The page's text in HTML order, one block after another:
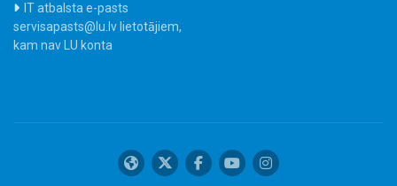
IT atbalsta e-pasts
servisapasts@lu.lv lietotājiem,
kam nav LU konta